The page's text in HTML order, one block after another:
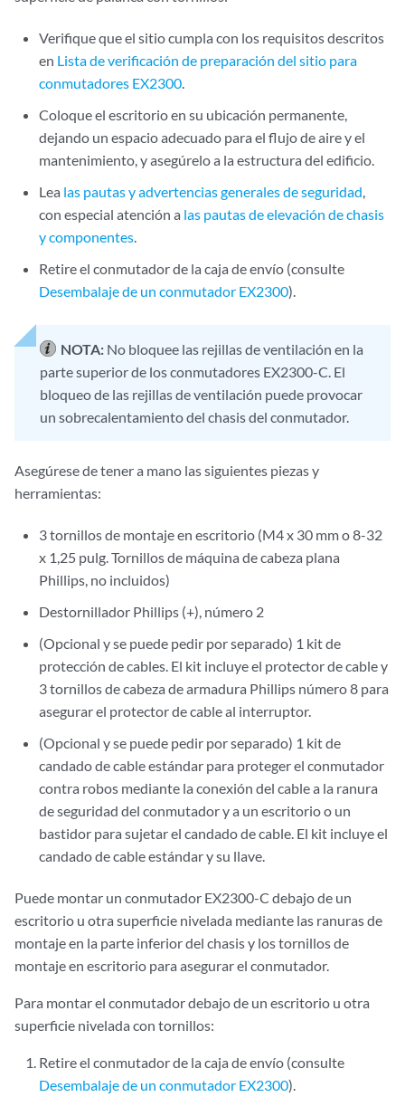
Verifique que el sitio cumpla con los requisitos descritos
en Lista de verificación de preparación del sitio para
conmutadores EX2300
Coloque el escritorio en su ubicación permanente,
dejando un espacio adecuado para el flujo de aire y el
mantenimiento, y asegúrelo a la estructura del edificio.
Lea las pautas y advertencias generales de seguridad
con especial atención a las pautas de elevación de chasis
y componentes
Retire el conmutador de la caja de envío (consulte
Desembalaje de un conmutador EX2300).
NOTA: No bloquee las rejillas de ventilación en la
parte superior de los conmutadores EX2300-C. El
bloqueo de las rejillas de ventilación puede provocar
un sobrecalentamiento del chasis del conmutador.
Asegúrese de tener a mano las siguientes piezas y
herramientas:
3 tornillos de montaje en escritorio (M4 x 30 mm o 8-32
x 1,25 pulg. Tornillos de máquina de cabeza plana
Phillips, no incluidos)
Destornillador Phillips (+), número 2
(Opcional y se puede pedir por separado) 1 kit de
protección de cables. El kit incluye el protector de cable y
3 tornillos de cabeza de armadura Phillips número 8 para
asegurar el protector de cable al interruptor.
(Opcional y se puede pedir por separado) 1 kit de
candado de cable estándar para proteger el conmutador
contra robos mediante la conexión del cable a la ranura
de seguridad del conmutador y a un escritorio o un
bastidor para sujetar el candado de cable. El kit incluye el
candado de cable estándar y su llave.
Puede montar un conmutador EX2300-C debajo de un
escritorio u otra superficie nivelada mediante las ranuras de
montaje en la parte inferior del chasis y los tornillos de
montaje en escritorio para asegurar el conmutador.
Para montar el conmutador debajo de un escritorio u otra
superficie nivelada con tornillos:
Retire el conmutador de la caja de envío (consulte
Desembalaje de un conmutador EX2300).